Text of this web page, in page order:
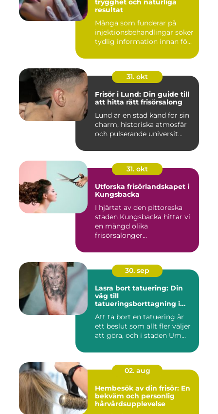
trygghet och naturliga
resultat
Många som funderar på
injektionsbehandlingar söker
tydlig information innan fö...
31. okt
Frisör i Lund: Din guide till
att hitta rätt frisörsalong
Lund är en stad känd för sin
charm, historiska atmosfär
och pulserande universit...
31. okt
Utforska frisörlandskapet i
Kungsbacka
I hjärtat av den pittoreska
staden Kungsbacka hittar vi
en mängd olika
frisörsalonger...
30. sep
Lasra bort tatuering: Din
väg till
tatueringsborttagning i
Att ta bort en tatuering är
ett beslut som allt fler väljer
att göra, och i staden Um...
02. aug
Hembesök av din frisör: En
bekväm och personlig
hårvårdsupplevelse